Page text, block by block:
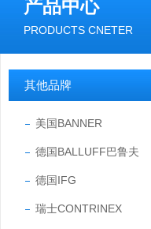
产品中心
PRODUCTS CNETER
其他品牌
美国BANNER
德国BALLUFF巴鲁夫
德国IFG
瑞士CONTRINEX